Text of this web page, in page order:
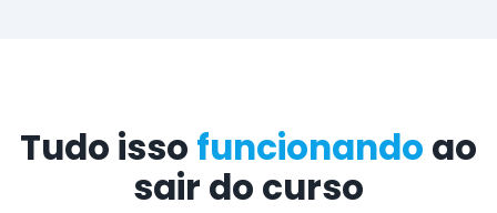
Tudo isso funcionando ao
sair do curso